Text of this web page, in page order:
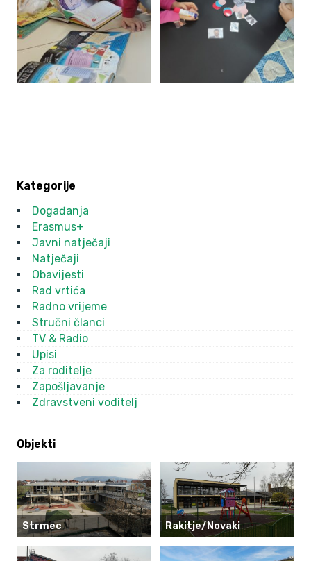
Kategorije
Događanja
Erasmus+
Javni natječaji
Natječaji
Obavijesti
Rad vrtića
Radno vrijeme
Stručni članci
TV & Radio
Upisi
Za roditelje
Zapošljavanje
Zdravstveni voditelj
Objekti
Strmec Rakitje/Novaki